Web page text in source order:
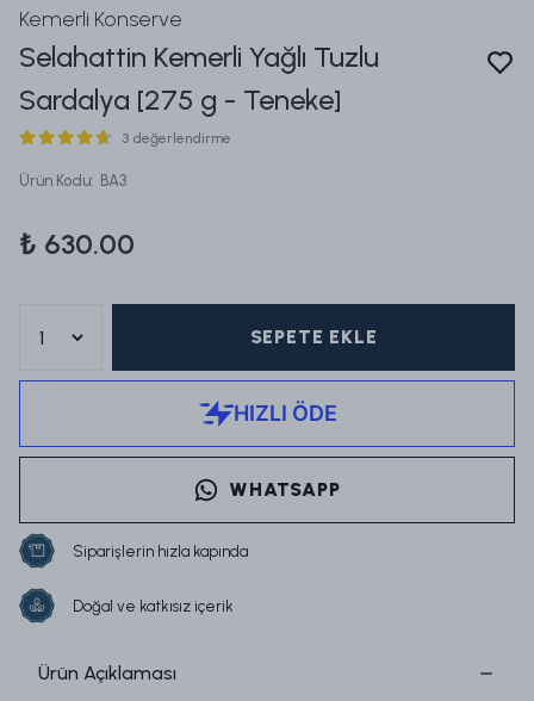
Kemerli Konserve
Selahattin Kemerli Yağlı Tuzlu
Sardalya [275 g - Teneke]
3 değerlendirme
Ürün Kodu: BA3
₺ 630.00
SEPETE EKLE
WHATSAPP
Siparişlerin hızla kapında
Doğal ve katkısız içerik
Ürün Açıklaması